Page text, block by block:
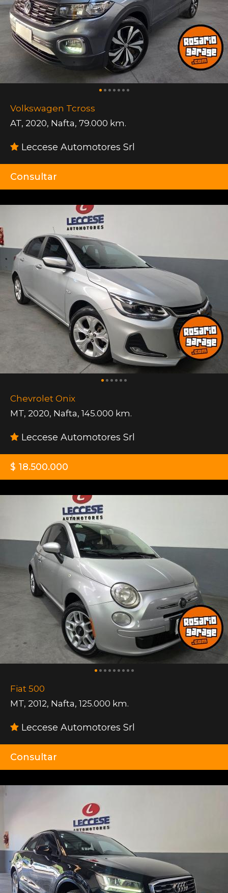
Volkswagen Tcross
AT, 2020, Nafta, 79.000 km.
Leccese Automotores Srl
Consultar
Chevrolet Onix
MT, 2020, Nafta, 145.000 km.
Leccese Automotores Srl
$ 18.500.000
Fiat 500
MT, 2012, Nafta, 125.000 km.
Leccese Automotores Srl
Consultar